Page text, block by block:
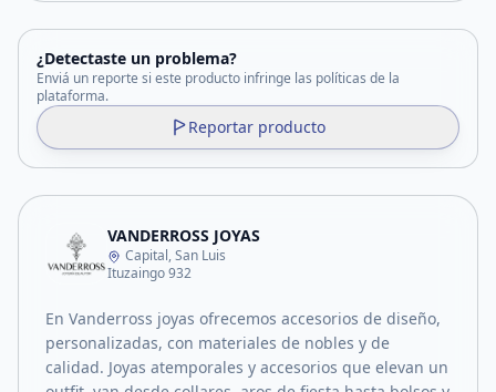
¿Detectaste un problema?
Enviá un reporte si este producto infringe las políticas de la
plataforma.
Reportar producto
VANDERROSS JOYAS
Capital, San Luis
Ituzaingo 932
En Vanderross joyas ofrecemos accesorios de diseño,
personalizadas, con materiales de nobles y de
calidad. Joyas atemporales y accesorios que elevan un